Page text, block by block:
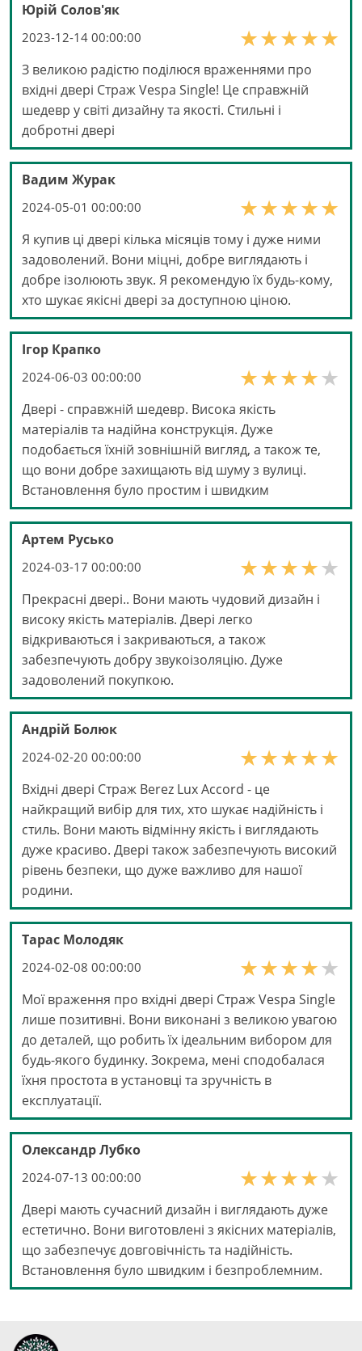
Юрій Солов'як
2023-12-14 00:00:00
З великою радістю поділюся враженнями про
вхідні двері Страж Vespa Single! Це справжній
шедевр у світі дизайну та якості. Стильні і
добротні двері
Вадим Журак
2024-05-01 00:00:00
Я купив ці двері кілька місяців тому і дуже ними
задоволений. Вони міцні, добре виглядають і
добре ізолюють звук. Я рекомендую їх будь-кому,
хто шукає якісні двері за доступною ціною.
Ігор Крапко
2024-06-03 00:00:00
Двері - справжній шедевр. Висока якість
матеріалів та надійна конструкція. Дуже
подобається їхній зовнішній вигляд, а також те,
що вони добре захищають від шуму з вулиці.
Встановлення було простим і швидким
Артем Русько
2024-03-17 00:00:00
Прекрасні двері.. Вони мають чудовий дизайн і
високу якість матеріалів. Двері легко
відкриваються і закриваються, а також
забезпечують добру звукоізоляцію. Дуже
задоволений покупкою.
Андрій Болюк
2024-02-20 00:00:00
Вхідні двері Страж Berez Lux Accord - це
найкращий вибір для тих, хто шукає надійність і
стиль. Вони мають відмінну якість і виглядають
дуже красиво. Двері також забезпечують високий
рівень безпеки, що дуже важливо для нашої
родини.
Тарас Молодяк
2024-02-08 00:00:00
Мої враження про вхідні двері Страж Vespa Single
лише позитивні. Вони виконані з великою увагою
до деталей, що робить їх ідеальним вибором для
будь-якого будинку. Зокрема, мені сподобалася
їхня простота в установці та зручність в
експлуатації.
Олександр Лубко
2024-07-13 00:00:00
Двері мають сучасний дизайн і виглядають дуже
естетично. Вони виготовлені з якісних матеріалів,
що забезпечує довговічність та надійність.
Встановлення було швидким і безпроблемним.